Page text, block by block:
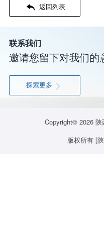
 返回列表
联系我们
邀请您留下对我们的
探索更多 
Copyright© 2026 陕
版权所有 [